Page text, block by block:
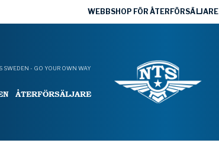
WEBBSHOP FÖR ÅTERFÖRSÄLJARE
SWEDEN - GO YOUR OWN WAY
ÅTERFÖRSÄLJARE